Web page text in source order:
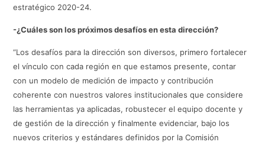
estratégico 2020-24.
-¿Cuáles son los próximos desafíos en esta dirección?
“Los desafíos para la dirección son diversos, primero fortalecer
el vínculo con cada región en que estamos presente, contar
con un modelo de medición de impacto y contribución
coherente con nuestros valores institucionales que considere
las herramientas ya aplicadas, robustecer el equipo docente y
de gestión de la dirección y finalmente evidenciar, bajo los
nuevos criterios y estándares definidos por la Comisión